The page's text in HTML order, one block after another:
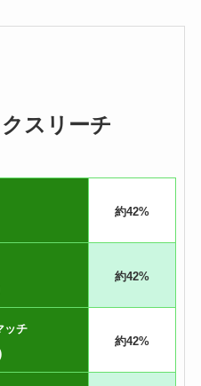
スリーチ
約42%
約42%
ッチ
約42%